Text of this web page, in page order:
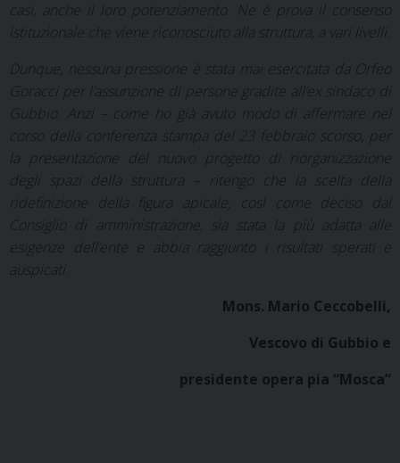
casi, anche il loro potenziamento. Ne è prova il consenso
istituzionale che viene riconosciuto alla struttura, a vari livelli.
Dunque, nessuna pressione è stata mai esercitata da Orfeo
Goracci per l’assunzione di persone gradite all’ex sindaco di
Gubbio. Anzi – come ho già avuto modo di affermare nel
corso della conferenza stampa del 23 febbraio scorso, per
la presentazione del nuovo progetto di riorganizzazione
degli spazi della struttura – ritengo che la scelta della
ridefinizione della figura apicale, così come deciso dal
Consiglio di amministrazione, sia stata la più adatta alle
esigenze dell’ente e abbia raggiunto i risultati sperati e
auspicati.
Mons. Mario Ceccobelli,
Vescovo di Gubbio e
presidente opera pia “Mosca”